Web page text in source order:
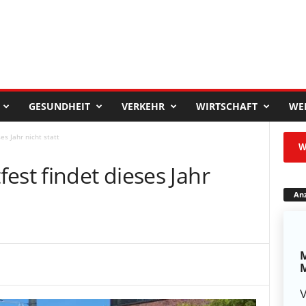
GESUNDHEIT VERKEHR WIRTSCHAFT
Jahr nicht statt
findet dieses Jahr